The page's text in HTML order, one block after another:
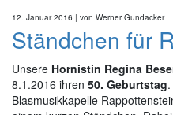
12. Januar 2016 | von Werner Gundacker
Ständchen für
Unsere Hornistin Regina
8.1.2016 ihren 50. Geburtstag
Blasmusikkapelle